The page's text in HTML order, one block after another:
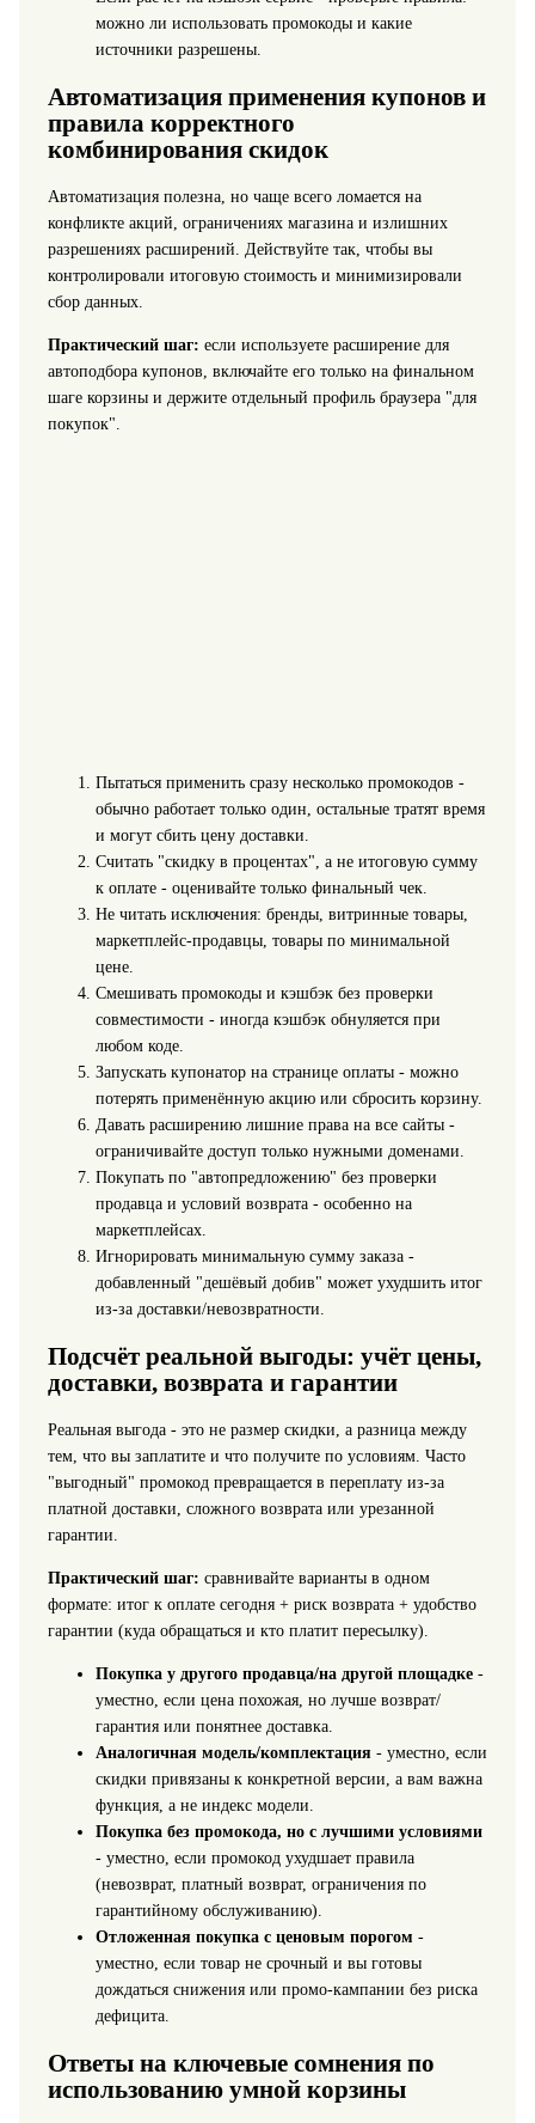
можно ли использовать промокоды и какие
источники разрешены.
Автоматизация применения купонов и
правила корректного
комбинирования скидок
Автоматизация полезна, но чаще всего ломается на
конфликте акций, ограничениях магазина и излишних
разрешениях расширений. Действуйте так, чтобы вы
контролировали итоговую стоимость и минимизировали
сбор данных.
Практический шаг: если используете расширение для
автоподбора купонов, включайте его только на финальном
шаге корзины и держите отдельный профиль браузера "для
покупок".
Пытаться применить сразу несколько промокодов -
обычно работает только один, остальные тратят время
и могут сбить цену доставки.
Считать "скидку в процентах", а не итоговую сумму
к оплате - оценивайте только финальный чек.
Не читать исключения: бренды, витринные товары,
маркетплейс-продавцы, товары по минимальной
цене.
Смешивать промокоды и кэшбэк без проверки
совместимости - иногда кэшбэк обнуляется при
любом коде.
Запускать купонатор на странице оплаты - можно
потерять применённую акцию или сбросить корзину.
Давать расширению лишние права на все сайты -
ограничивайте доступ только нужными доменами.
Покупать по "автопредложению" без проверки
продавца и условий возврата - особенно на
маркетплейсах.
Игнорировать минимальную сумму заказа -
добавленный "дешёвый добив" может ухудшить итог
из-за доставки/невозвратности.
Подсчёт реальной выгоды: учёт цены,
доставки, возврата и гарантии
Реальная выгода - это не размер скидки, а разница между
тем, что вы заплатите и что получите по условиям. Часто
"выгодный" промокод превращается в переплату из-за
платной доставки, сложного возврата или урезанной
гарантии.
Практический шаг: сравнивайте варианты в одном
формате: итог к оплате сегодня + риск возврата + удобство
гарантии (куда обращаться и кто платит пересылку).
Покупка у другого продавца/на другой площадке-
уместно, если цена похожая, но лучше возврат/
гарантия или понятнее доставка.
Аналогичная модель/комплектация- уместно, если
скидки привязаны к конкретной версии, а вам важна
функция, а не индекс модели.
Покупка без промокода, но с лучшими условиями
- уместно, если промокод ухудшает правила
(невозврат, платный возврат, ограничения по
гарантийному обслуживанию).
Отложенная покупка с ценовым порогом -
уместно, если товар не срочный и вы готовы
дождаться снижения или промо-кампании без риска
дефицита.
Ответы на ключевые сомнения по
использованию умной корзины